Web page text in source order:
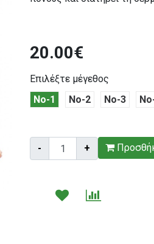
20.00€
Επιλέξτε μέγεθος
No-1
No-2 No-3
Τεμάχια:
- +